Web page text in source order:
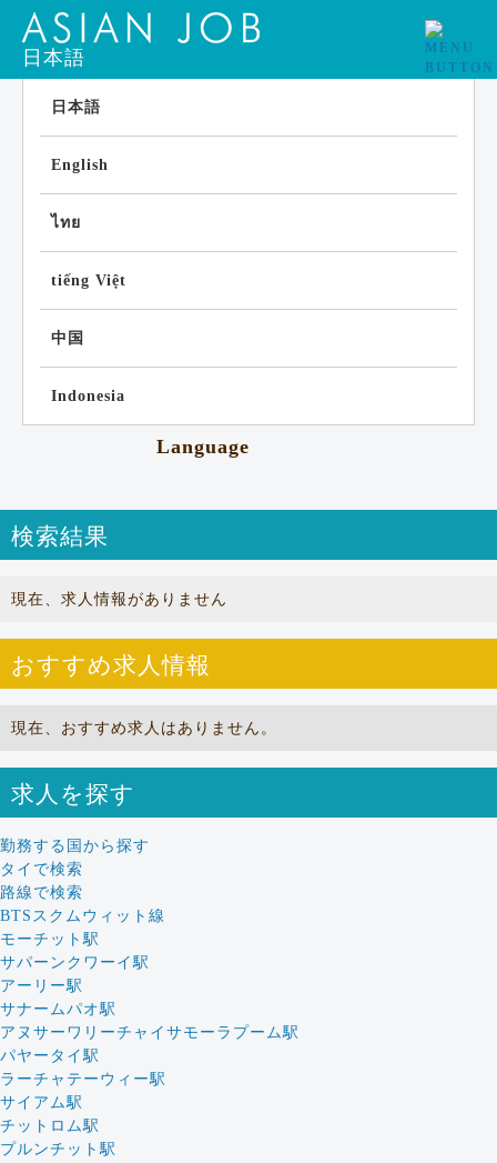
日本語
日本語
English
ไทย
tiếng Việt
中国
Indonesia
Language
検索結果
現在、求人情報がありません
おすすめ求人情報
現在、おすすめ求人はありません。
求人を探す
勤務する国から探す
タイで検索
路線で検索
BTSスクムウィット線
モーチット駅
サパーンクワーイ駅
アーリー駅
サナームパオ駅
アヌサーワリーチャイサモーラプーム駅
パヤータイ駅
ラーチャテーウィー駅
サイアム駅
チットロム駅
プルンチット駅